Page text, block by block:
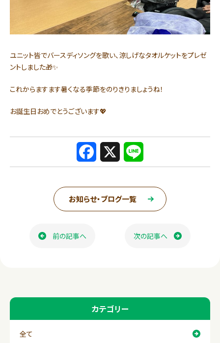
ユニット皆でバースディソングを歌い、涼しげなタオルケットをプレゼ
ントしました🎁✨
これからますます暑くなる季節をのりきりましょうね！
お誕生日おめでとうございます💖
F
c
e
b
L
n
e
お知らせ・ブログ一覧
前の記事へ 次の記事へ
カテゴリー
全て